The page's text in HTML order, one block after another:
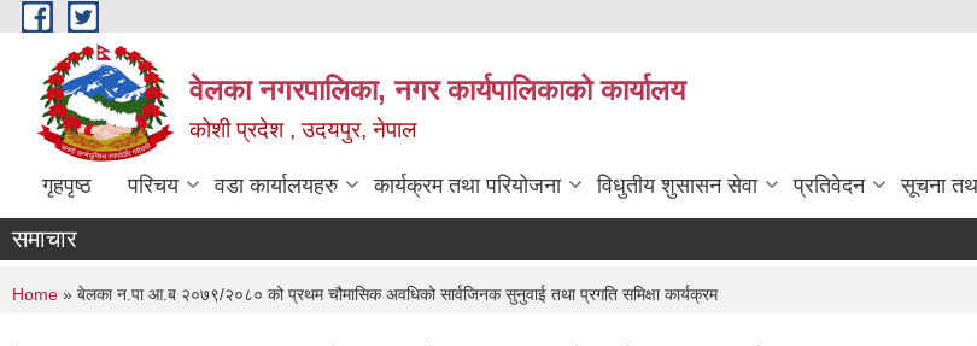
Skip to main content
वेलका नगरपालिका, नगर कार्यपालिकाको कार्यालय
कोशी प्रदेश , उदयपुर, नेपाल
गृहपृष्ठ परिचय वडा कार्यालयहरु कार्यक्रम तथा परियोजना विधुतीय शुसासन सेवा प्रतिवेदन सूचना
समाचार
You are here
Home » बेलका न.पा आ.ब २०७९/२०८० को प्रथम चौमासिक अवधिको सार्वजिनक सुनुवाई तथा प्रगति समिक्षा कार्यक्रम